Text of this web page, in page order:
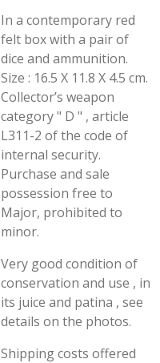
In a contemporary red
felt box with a pair of
dice and ammunition.
Size : 16.5 X 11.8 X 4.5 cm.
Collector’s weapon
category " D " , article
L311-2 of the code of
internal security.
Purchase and sale
possession free to
Major, prohibited to
minor.
Very good condition of
conservation and use , in
its juice and patina , see
details on the photos.
Shipping costs offered